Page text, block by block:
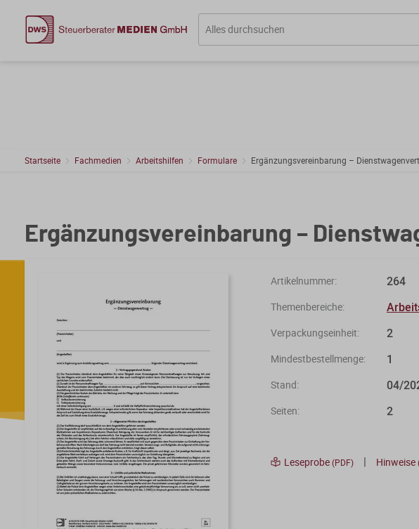
Startseite Fachmedien Arbeitshilfen Formulare Ergänzungsvereinbarung –
Ergänzungsvereinbarung –
Artikelnummer: 264
Themenbereiche:
Verpackungseinheit: 2
Mindestbestellmenge: 1
Stand: 04/
Seiten: 2
Leseprobe(PDF) | Hinweise